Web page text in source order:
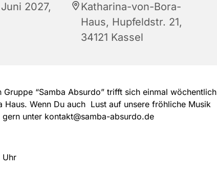
2027,
Katharina-von-Bora-
Haus, Hupfeldstr. 21,
34121 Kassel
Gruppe “Samba Absurdo” trifft sich einmal wöchentlich
Haus. Wenn Du auch Lust auf unsere fröhliche Musik
unter kontakt@samba-absurdo.de
Uhr